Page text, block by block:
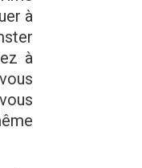
à
à